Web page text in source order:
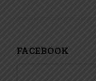
FACEBOOK